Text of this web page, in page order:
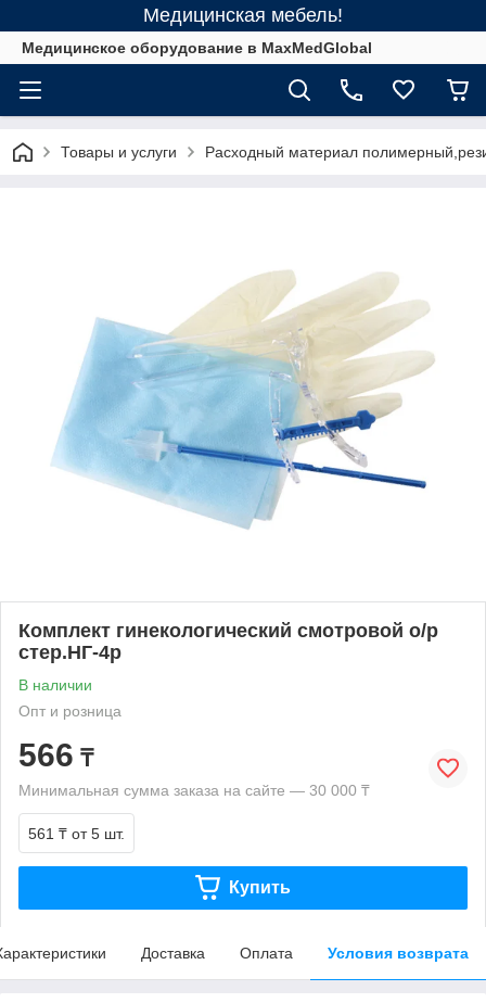
Медицинская мебель!
Медицинское оборудование в MaxMedGlobal
Товары и услуги Расходный материал
Комплект гинекологический смотровой о/р
стер.НГ-4р
В наличии
Опт и розница
566 ₸
Минимальная сумма заказа на сайте — 30 000 ₸
561 ₸ от 5 шт.
Купить
Доставка Оплата Условия возврата